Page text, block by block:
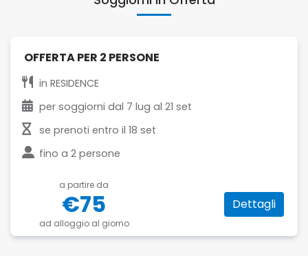
OFFERTA PER 2 PERSONE
in RESIDENCE
per soggiorni dal 7 lug al 21 set
se prenoti entro il 18 set
fino a 2 persone
a partire da
€75
ad alloggio al giorno
Dettagli